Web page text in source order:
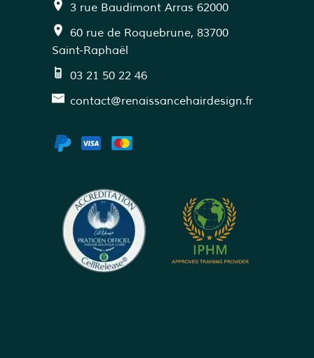
3 rue Baudimont Arras 62000
60 rue de Roquebrune, 83700
Saint-Raphaël
03 21 50 22 46
contact@renaissancehairdesign.fr